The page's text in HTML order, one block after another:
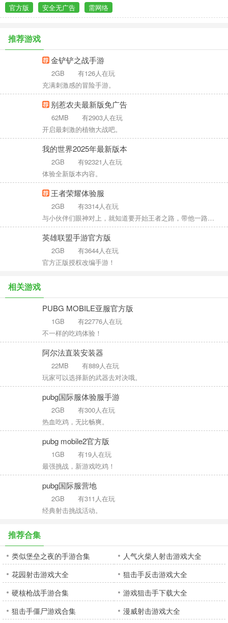
官方版 安全无广告 需网络
推荐游戏
金铲铲之战手游
2GB
有126人在玩
充满刺激感的冒险手游。
别惹农夫最新版免广告
62MB
有2903人在玩
开启最刺激的植物大战吧。
我的世界2025年最新版本
2GB
有92321人在玩
体验全新版本内容。
王者荣耀体验服
2GB
有3314人在玩
与小伙伴们眼神对上，就知道要开始王者之路，带他一路超神。
英雄联盟手游官方版
2GB
有3644人在玩
官方正版授权改编手游！
相关游戏
PUBG MOBILE亚服官方版
1GB
有22776人在玩
不一样的吃鸡体验！
阿尔法直装安装器
22MB
有889人在玩
玩家可以选择新的武器去对决哦。
pubg国际服体验服手游
2GB
有300人在玩
热血吃鸡，无比畅爽。
pubg mobile2官方版
1GB
有19人在玩
最强挑战，新游戏吃鸡！
pubg国际服营地
2GB
有311人在玩
经典射击挑战活动。
推荐合集
类似堡垒之夜的手游合集
人气火柴人射击游戏大全
花园射击游戏大全
狙击手反击游戏大全
硬核枪战手游合集
游戏狙击手下载大全
狙击手僵尸游戏合集
漫威射击游戏大全